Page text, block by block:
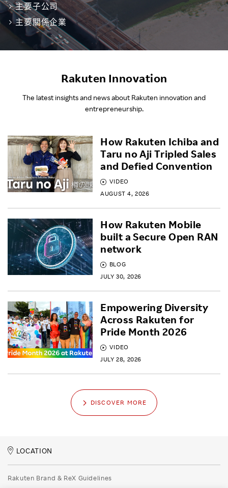
主要子公司
主要關係企業
Rakuten Innovation
The latest insights and news about Rakuten innovation and
entrepreneurship.
VIDEO
AUGUST 4, 2026
How Rakuten Ichiba and
Taru no Aji Tripled Sales
and Defied Convention
BLOG
JULY 30, 2026
How Rakuten Mobile
built a Secure Open RAN
network
VIDEO
JULY 28, 2026
Empowering Diversity
Across Rakuten for
Pride Month 2026
DISCOVER MORE
LOCATION
Rakuten Brand & ReX Guidelines